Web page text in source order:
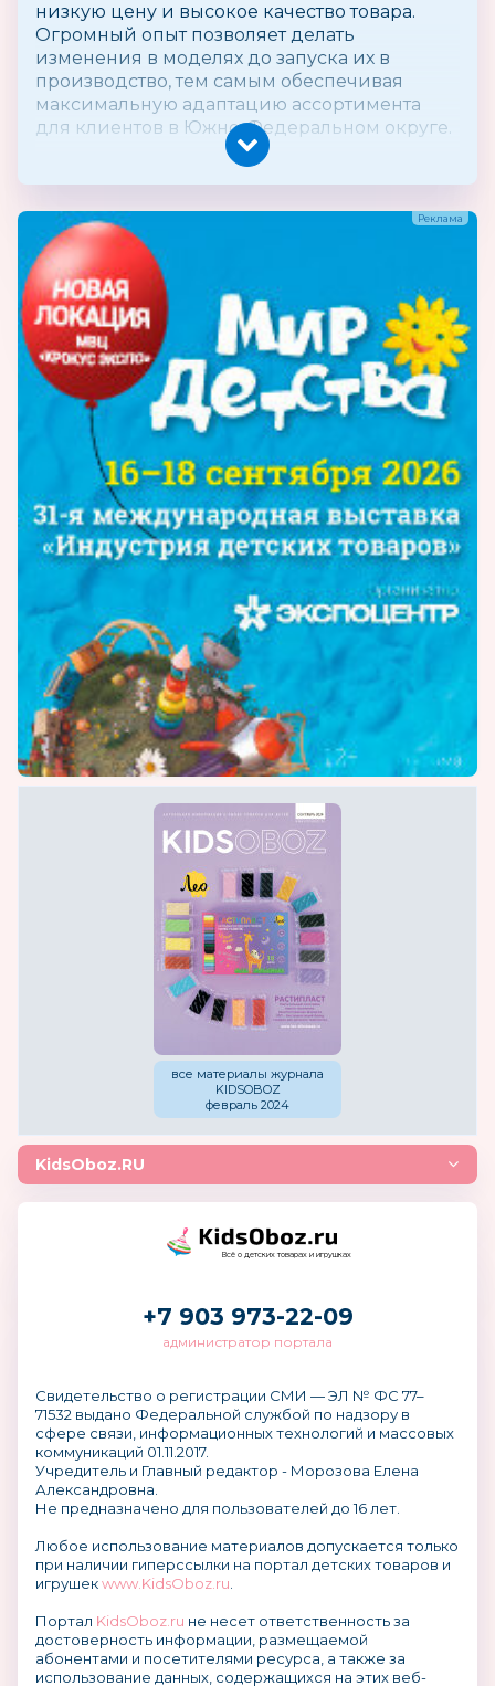
низкую цену и высокое качество товара.
Огромный опыт позволяет делать
изменения в моделях до запуска их в
производство, тем самым обеспечивая
максимальную адаптацию ассортимента
для клиентов в Южно-Федеральном округе.
Компания приглашает к сотрудничеству:
Специализированные сети магазинов
для детей и родителей
Торговые сети (Лента, Ашан и пр.)
Начинающих предпринимателей
Магазины, предприятия розничной
торговли
Отделы
все материалы журнала
KIDSOBOZ
февраль 2024
KidsOboz.RU
Всё о детских товарах и игрушках
+7 903 973-22-09
администратор портала
Свидетельство о регистрации СМИ — ЭЛ № ФС 77–
71532 выдано Федеральной службой по надзору в
сфере связи, информационных технологий и массовых
коммуникаций 01.11.2017.
Учредитель и Главный редактор - Морозова Елена
Александровна.
Не предназначено для пользователей до 16 лет.
Любое использование материалов допускается только
при наличии гиперссылки на портал детских товаров и
игрушекwww.KidsOboz.ru
Портал KidsOboz.ru не несет ответственность за
достоверность информации, размещаемой
абонентами и посетителями ресурса, а также за
использование данных, содержащихся на этих веб-